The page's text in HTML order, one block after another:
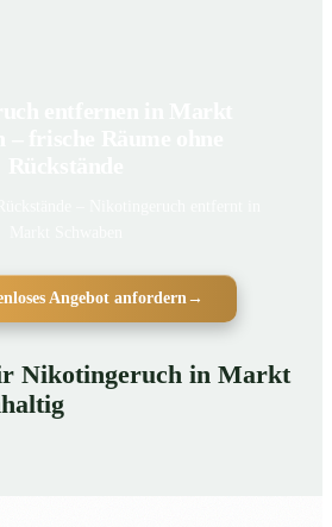
Angebot anfordern →
Nikotingeruch in Markt